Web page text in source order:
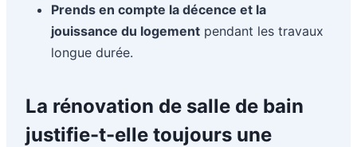
Prends en compte la décence et la
jouissance du logement pendant les travaux
longue durée.
La rénovation de salle de bain
justifie-t-elle toujours une